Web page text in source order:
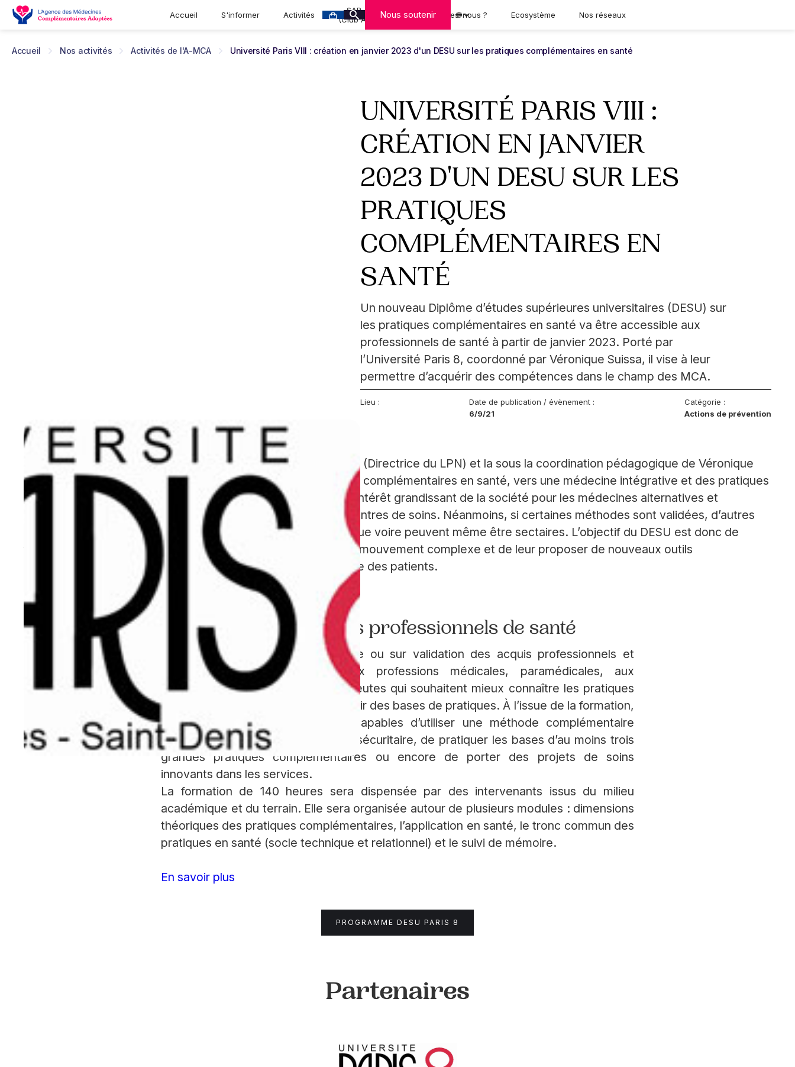
Accueil S'informer Activités
SAR-CAN
(Club A-MCA)
Qui sommes-nous ? Ecosystème Nos réseaux
Nous soutenir 🌐
Accueil Nos activités Activités de l'A-MCA Université Paris VIII : création en janvier 2023 d'un DESU sur les pratiques complémentaires en santé
UNIVERSITÉ PARIS VIII :
CRÉATION EN JANVIER
2023 D'UN DESU SUR LES
PRATIQUES
COMPLÉMENTAIRES EN
SANTÉ
Un nouveau Diplôme d’études supérieures universitaires (DESU) sur
les pratiques complémentaires en santé va être accessible aux
professionnels de santé à partir de janvier 2023. Porté par
l’Université Paris 8, coordonné par Véronique Suissa, il vise à leur
permettre d’acquérir des compétences dans le champ des MCA.
Lieu :
Date de publication / évènement :
6/9/21
Catégorie :
Actions de prévention
Sous la responsabilité scientifique du Pr Marie-Carmen Castillo (Directrice du LPN) et la sous la coordination pédagogique de Véronique
SUISSA (Directrice Générale de l’A-MCA), ce DESU « pratiques complémentaires en santé, vers une médecine intégrative et des pratiques
inclusives », de niveau Bac+4, a pour objectif de répondre à l’intérêt grandissant de la société pour les médecines alternatives et
complémentaires (MCA), de plus en plus intégrées dans les centres de soins. Néanmoins, si certaines méthodes sont validées, d’autres
n’ont pas encore fait leurs preuves d’un point de vue scientifique voire peuvent même être sectaires. L’objectif du DESU est donc de
former les professionnels de santé aux caractéristiques de ce mouvement complexe et de leur proposer de nouveaux outils
thérapeutiques capables d’améliorer le vécu et la qualité de vie des patients.
Une formation pour les professionnels de santé
Cette formation accessible sur titre ou sur validation des acquis professionnels et
personnels (VAPP) s’adresse aux professions médicales, paramédicales, aux
psychologues et aux psychothérapeutes qui souhaitent mieux connaître les pratiques
complémentaires en santé et acquérir des bases de pratiques. À l’issue de la formation,
les stagiaires seront notamment capables d’utiliser une méthode complémentaire
auprès des patients dans un cadre sécuritaire, de pratiquer les bases d’au moins trois
grandes pratiques complémentaires ou encore de porter des projets de soins
innovants dans les services.
La formation de 140 heures sera dispensée par des intervenants issus du milieu
académique et du terrain. Elle sera organisée autour de plusieurs modules : dimensions
théoriques des pratiques complémentaires, l’application en santé, le tronc commun des
pratiques en santé (socle technique et relationnel) et le suivi de mémoire.
En savoir plus
PROGRAMME DESU PARIS 8
Partenaires